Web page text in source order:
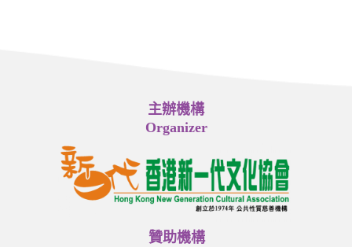
主辦機構
Organizer
贊助機構